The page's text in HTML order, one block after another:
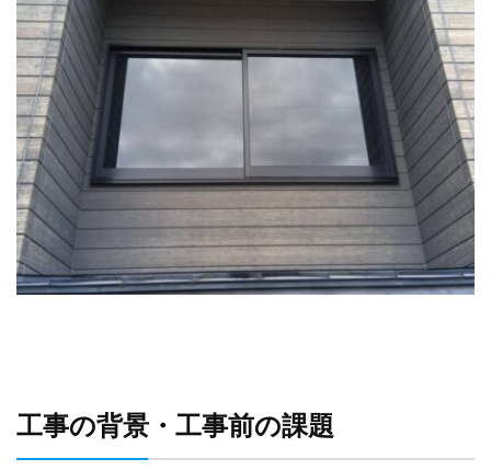
工事の背景・工事前の課題